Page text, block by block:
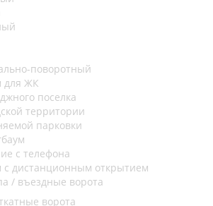
поворотный
для ЖК
поселка
территории
парковки
с телефона
с дистанционным открытием
/ въездные ворота
ворота